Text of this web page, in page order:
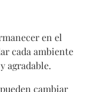
en el
cada ambiente
agradable.
cambiar